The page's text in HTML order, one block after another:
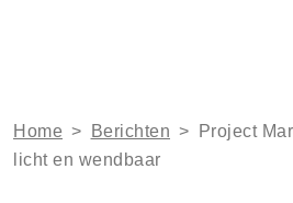
Home > Berichten >
Project
licht en wendbaar